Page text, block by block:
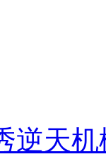
逆天机